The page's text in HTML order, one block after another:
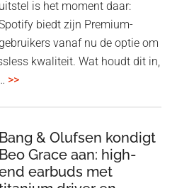
uitstel is het moment daar:
biedt zijn Premium-
vanaf nu de optie om
kwaliteit. Wat houdt dit in,
>>overSpotify
nu
ook
in
Bang & Olufsen kondigt
Beo Grace aan: high-
earbuds met